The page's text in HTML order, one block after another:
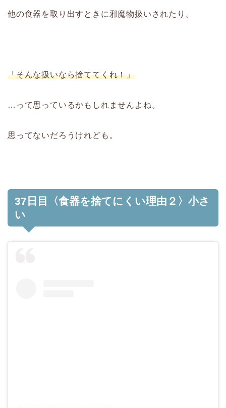
他の食器を取り出すときに邪魔物扱いされたり。
「そんな扱いなら捨ててくれ！」
…って思っているかもしれませんよね。
思ってないだろうけれども。
37日目〈食器を捨てにくい理由２〉小さ
い